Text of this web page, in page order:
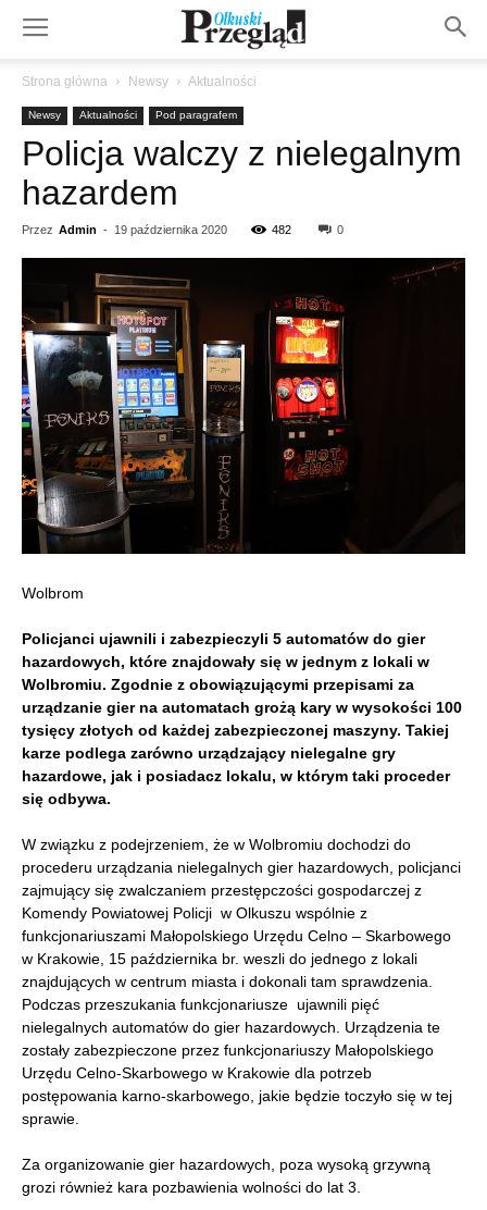
Strona główna Newsy Aktualności
Newsy Aktualności Pod paragrafem
Policja walczy z nielegalnym
hazardem
Przez Admin - 19 października 2020 482 0
Wolbrom
Policjanci ujawnili i zabezpieczyli 5 automatów do gier
hazardowych, które znajdowały się w jednym z lokali w
Wolbromiu. Zgodnie z obowiązującymi przepisami za
urządzanie gier na automatach grożą kary w wysokości 100
tysięcy złotych od każdej zabezpieczonej maszyny. Takiej
karze podlega zarówno urządzający nielegalne gry
hazardowe, jak i posiadacz lokalu, w którym taki proceder
się odbywa.
W związku z podejrzeniem, że w Wolbromiu dochodzi do
procederu urządzania nielegalnych gier hazardowych, policjanci
zajmujący się zwalczaniem przestępczości gospodarczej z
Komendy Powiatowej Policji w Olkuszu wspólnie z
funkcjonariuszami Małopolskiego Urzędu Celno – Skarbowego
w Krakowie, 15 października br. weszli do jednego z lokali
znajdujących w centrum miasta i dokonali tam sprawdzenia.
Podczas przeszukania funkcjonariusze ujawnili pięć
nielegalnych automatów do gier hazardowych. Urządzenia te
zostały zabezpieczone przez funkcjonariuszy Małopolskiego
Urzędu Celno-Skarbowego w Krakowie dla potrzeb
postępowania karno-skarbowego, jakie będzie toczyło się w tej
sprawie.
Za organizowanie gier hazardowych, poza wysoką grzywną
grozi również kara pozbawienia wolności do lat 3.